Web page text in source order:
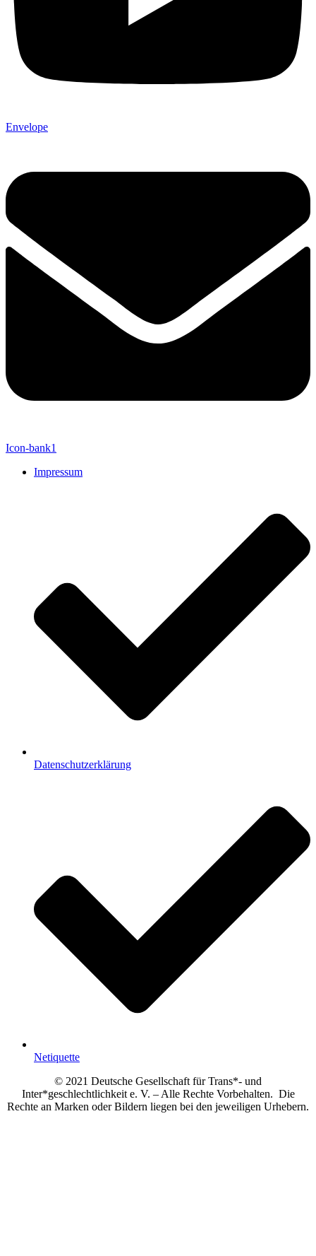
Envelope
Icon-bank1
Impressum
Datenschutzerklärung
Netiquette
© 2021 Deutsche Gesellschaft für Trans*- und
Inter*geschlechtlichkeit e. V. – Alle Rechte Vorbehalten. Die
Rechte an Marken oder Bildern liegen bei den jeweiligen Urhebern.